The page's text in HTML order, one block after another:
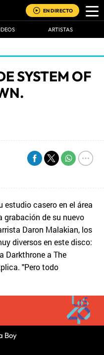
EN DIRECTO
ARTISTAS
SYSTEM OF
estudio casero en el área
grabación de su nuevo
Daron Malakian, los
diversos en este disco:
Darkthrone a The
"Pero todo
Boy